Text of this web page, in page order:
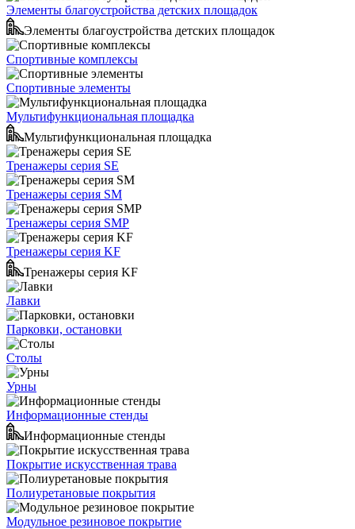
Элементы благоустройства детских площадок
Элементы благоустройства детских площадок
Спортивные комплексы
Спортивные элементы
Мультифункциональная площадка
Мультифункциональная площадка
Тренажеры серия SE
Тренажеры серия SM
Тренажеры серия SMP
Тренажеры серия KF
Тренажеры серия KF
Лавки
Парковки, остановки
Столы
Урны
Информационные стенды
Информационные стенды
Покрытие искусственная трава
Полиуретановые покрытия
Модульное резиновое покрытие